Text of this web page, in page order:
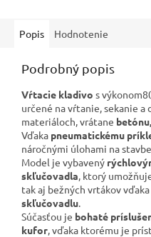
Popis Hodnotenie
Podrobný popis
Vŕtacie kladivo s
určené na vŕtanie, sekanie a
materiáloch, vrátane
Vďaka pneumatickému
náročnými úlohami na
Model je vybavený
skľučovadla, ktorý
tak aj bežných vrtákov
skľučovadlu.
Súčasťou je bohaté
kufor, vďaka ktorému je